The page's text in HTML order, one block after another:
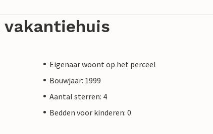
Eigenaar woont op het perceel
Bouwjaar: 1999
Aantal sterren: 4
Bedden voor kinderen: 0